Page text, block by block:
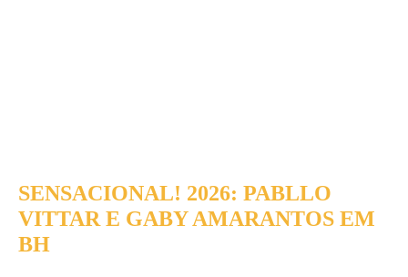
SENSACIONAL! 2026: PABLLO
VITTAR E GABY AMARANTOS EM
BH